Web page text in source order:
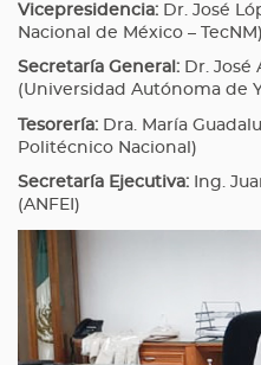
Vicepresidencia: Dr. José
Nacional de México – TecNM)
Secretaría General: Dr. José
(Universidad Autónoma de
Tesorería: Dra. María
Politécnico Nacional)
Secretaría Ejecutiva: Ing.
(ANFEI)